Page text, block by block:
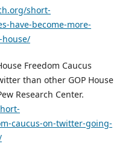
short-
have-become-more-
house/
Freedom Caucus
than other GOP House
Research Center.
caucus-on-twitter-going-